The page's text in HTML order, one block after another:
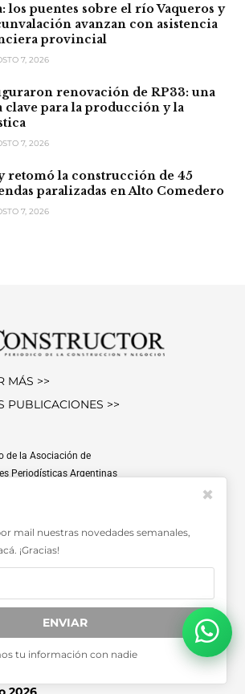
los puentes sobre el río Vaqueros y
avanzan con asistencia
provincial
7, 2026
renovación de RP33: una
clave para la producción y la
7, 2026
retomó la construcción de 45
paralizadas en Alto Comedero
7, 2026
MÁS >>
PUBLICACIONES >>
de la Asociación de
Periodísticas Argentinas
mail nuestras novedades semanales,
¡Gracias!
ENVIAR
tu información con nadie
✖